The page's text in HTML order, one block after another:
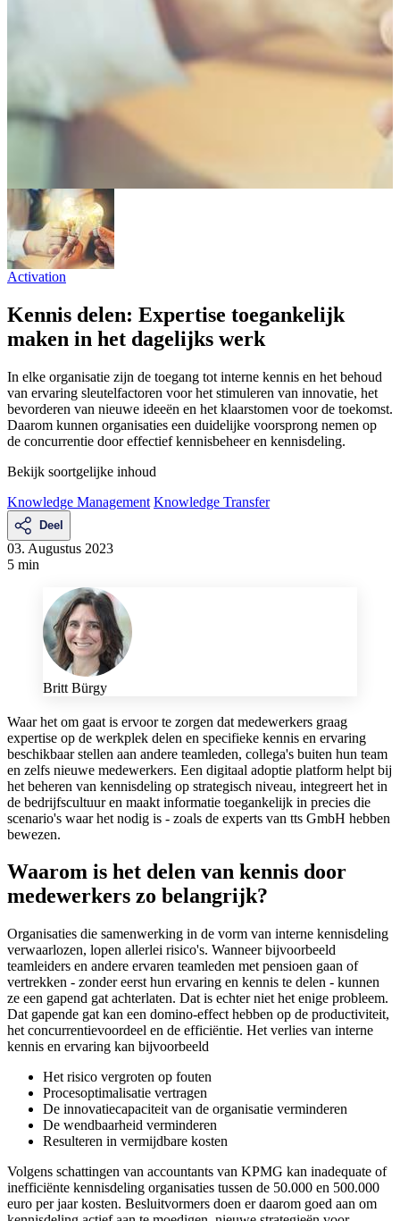
Activation
Kennis delen: Expertise toegankelijk
maken in het dagelijks werk
In elke organisatie zijn de toegang tot interne kennis en het behoud
van ervaring sleutelfactoren voor het stimuleren van innovatie, het
bevorderen van nieuwe ideeën en het klaarstomen voor de toekomst.
Daarom kunnen organisaties een duidelijke voorsprong nemen op
de concurrentie door effectief kennisbeheer en kennisdeling.
Bekijk soortgelijke inhoud
Knowledge Management Knowledge Transfer
Deel
03. Augustus 2023
5 min
Britt Bürgy
Waar het om gaat is ervoor te zorgen dat medewerkers graag
expertise op de werkplek delen en specifieke kennis en ervaring
beschikbaar stellen aan andere teamleden, collega's buiten hun team
en zelfs nieuwe medewerkers. Een digitaal adoptie platform helpt bij
het beheren van kennisdeling op strategisch niveau, integreert het in
de bedrijfscultuur en maakt informatie toegankelijk in precies die
scenario's waar het nodig is - zoals de experts van tts GmbH hebben
bewezen.
Waarom is het delen van kennis door
medewerkers zo belangrijk?
Organisaties die samenwerking in de vorm van interne kennisdeling
verwaarlozen, lopen allerlei risico's. Wanneer bijvoorbeeld
teamleiders en andere ervaren teamleden met pensioen gaan of
vertrekken - zonder eerst hun ervaring en kennis te delen - kunnen
ze een gapend gat achterlaten. Dat is echter niet het enige probleem.
Dat gapende gat kan een domino-effect hebben op de productiviteit,
het concurrentievoordeel en de efficiëntie. Het verlies van interne
kennis en ervaring kan bijvoorbeeld
Het risico vergroten op fouten
Procesoptimalisatie vertragen
De innovatiecapaciteit van de organisatie verminderen
De wendbaarheid verminderen
Resulteren in vermijdbare kosten
Volgens schattingen van accountants van KPMG kan inadequate of
inefficiënte kennisdeling organisaties tussen de 50.000 en 500.000
euro per jaar kosten. Besluitvormers doen er daarom goed aan om